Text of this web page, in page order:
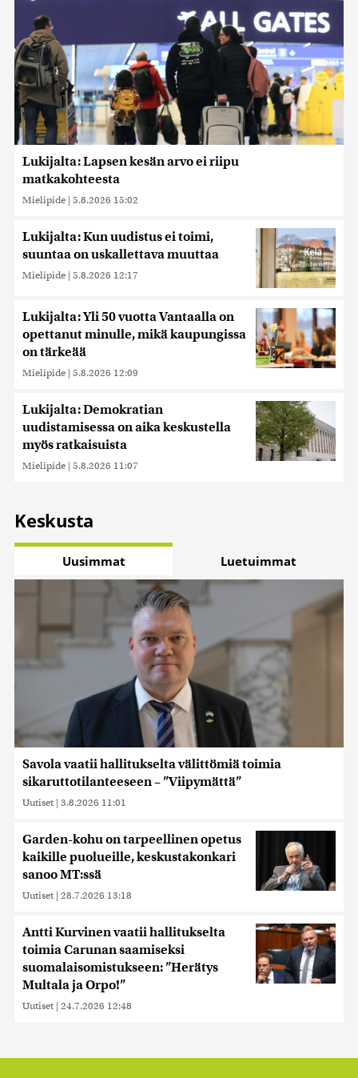
Lukijalta: Lapsen kesän arvo ei riipu
matkakohteesta
Mielipide | 5.8.2026 15:02
Lukijalta: Kun uudistus ei toimi,
suuntaa on uskallettava muuttaa
Mielipide | 5.8.2026 12:17
Lukijalta: Yli 50 vuotta Vantaalla on
opettanut minulle, mikä kaupungissa
on tärkeää
Mielipide | 5.8.2026 12:09
Lukijalta: Demokratian
uudistamisessa on aika keskustella
myös ratkaisuista
Mielipide | 5.8.2026 11:07
Keskusta
Uusimmat Luetuimmat
Savola vaatii hallitukselta välittömiä toimia
sikaruttotilanteeseen – ”Viipymättä”
Uutiset | 3.8.2026 11:01
Garden-kohu on tarpeellinen opetus
kaikille puolueille, keskustakonkari
sanoo MT:ssä
Uutiset | 28.7.2026 13:18
Antti Kurvinen vaatii hallitukselta
toimia Carunan saamiseksi
suomalaisomistukseen: ”Herätys
Multala ja Orpo!”
Uutiset | 24.7.2026 12:48